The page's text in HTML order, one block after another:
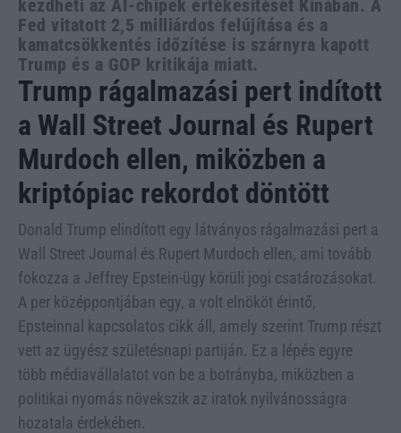
kezdheti az AI-chipek értékesítését Kínában. A
Fed vitatott 2,5 milliárdos felújítása és a
kamatcsökkentés időzítése is szárnyra kapott
Trump és a GOP kritikája miatt.
Trump rágalmazási pert indított
a Wall Street Journal és Rupert
Murdoch ellen, miközben a
kriptópiac rekordot döntött
Donald Trump elindított egy látványos rágalmazási pert a
Wall Street Journal és Rupert Murdoch ellen, ami tovább
fokozza a Jeffrey Epstein-ügy körüli jogi csatározásokat.
A per középpontjában egy, a volt elnököt érintő,
Epsteinnal kapcsolatos cikk áll, amely szerint Trump részt
vett az ügyész születésnapi partiján. Ez a lépés egyre
több médiavállalatot von be a botrányba, miközben a
politikai nyomás növekszik az iratok nyilvánosságra
hozatala érdekében.